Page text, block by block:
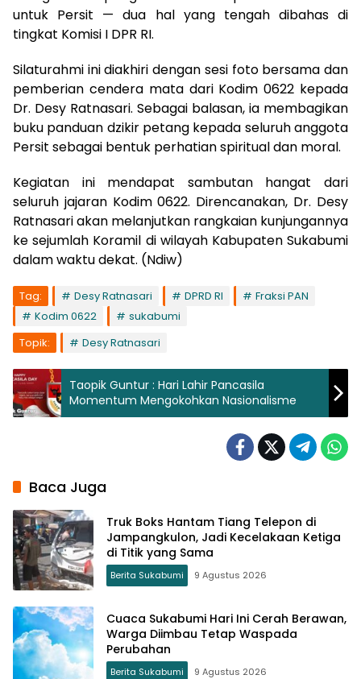
untuk Persit — dua hal yang tengah dibahas di
tingkat Komisi I DPR RI.
Silaturahmi ini diakhiri dengan sesi foto bersama dan
pemberian cendera mata dari Kodim 0622 kepada
Dr. Desy Ratnasari. Sebagai balasan, ia membagikan
buku panduan dzikir petang kepada seluruh anggota
Persit sebagai bentuk perhatian spiritual dan moral.
Kegiatan ini mendapat sambutan hangat dari
seluruh jajaran Kodim 0622. Direncanakan, Dr. Desy
Ratnasari akan melanjutkan rangkaian kunjungannya
ke sejumlah Koramil di wilayah Kabupaten Sukabumi
dalam waktu dekat. (Ndiw)
Tag: Desy Ratnasari DPRD RI
Fraksi PAN
Kodim 0622
sukabumi
Topik:
Desy Ratnasari
Taopik Guntur : Hari Lahir Pancasila
Momentum Mengokohkan Nasionalisme
Baca Juga
Truk Boks Hantam Tiang Telepon di
Jampangkulon, Jadi Kecelakaan Ketiga
di Titik yang Sama
Berita Sukabumi 9 Agustus 2026
Cuaca Sukabumi Hari Ini Cerah Berawan,
Warga Diimbau Tetap Waspada
Perubahan
Berita Sukabumi 9 Agustus 2026